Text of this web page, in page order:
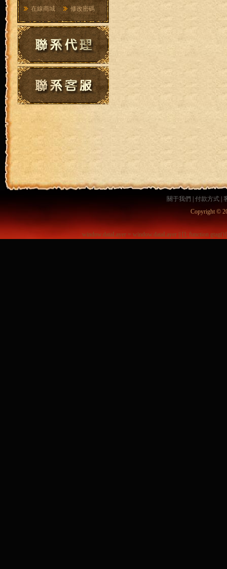
在線商城
修改密碼
關于我們 付款方式
Copyright ©
window.dataLayer = window.dataLayer || []; function